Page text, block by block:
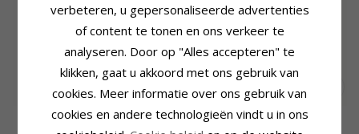
Parel hanger in 14 caraat
7 mm roze parel hanger in
verbeteren, u gepersonaliseerde advertenties
of content te tonen en ons verkeer te
analyseren. Door op "Alles accepteren" te
klikken, gaat u akkoord met ons gebruik van
cookies. Meer informatie over ons gebruik van
cookies en andere technologieën vindt u in ons